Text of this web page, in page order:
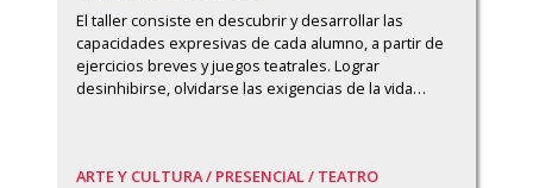
El taller consiste en descubrir y desarrollar las
capacidades expresivas de cada alumno, a partir de
ejercicios breves y juegos teatrales. Lograr
desinhibirse, olvidarse las exigencias de la vida…
ARTE Y CULTURA / PRESENCIAL / TEATRO